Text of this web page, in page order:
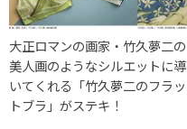
大正ロマンの画家・竹久夢二の
美人画のようなシルエットに導
いてくれる「竹久夢二のフラッ
トブラ」がステキ！